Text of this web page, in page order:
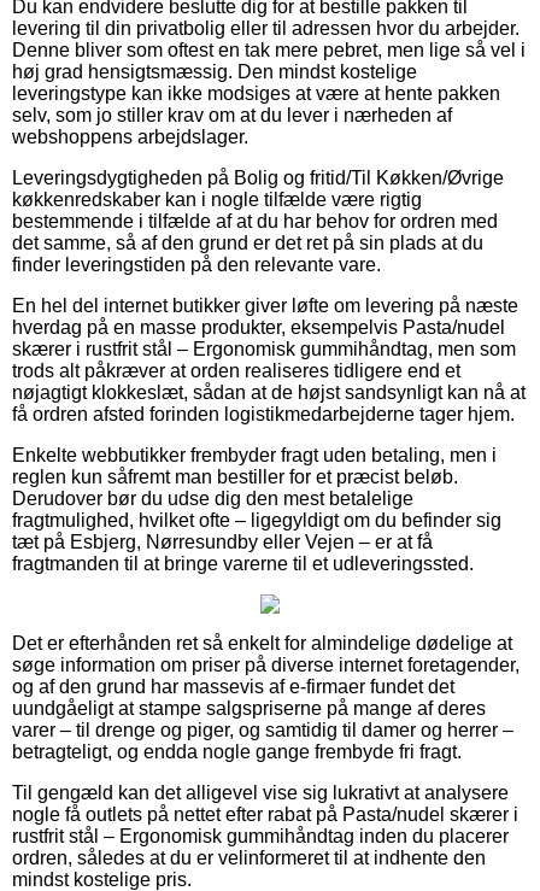
Du kan endvidere beslutte dig for at bestille pakken til
levering til din privatbolig eller til adressen hvor du arbejder.
Denne bliver som oftest en tak mere pebret, men lige så vel i
høj grad hensigtsmæssig. Den mindst kostelige
leveringstype kan ikke modsiges at være at hente pakken
selv, som jo stiller krav om at du lever i nærheden af
webshoppens arbejdslager.
Leveringsdygtigheden på Bolig og fritid/Til Køkken/Øvrige
køkkenredskaber kan i nogle tilfælde være rigtig
bestemmende i tilfælde af at du har behov for ordren med
det samme, så af den grund er det ret på sin plads at du
finder leveringstiden på den relevante vare.
En hel del internet butikker giver løfte om levering på næste
hverdag på en masse produkter, eksempelvis Pasta/nudel
skærer i rustfrit stål – Ergonomisk gummihåndtag, men som
trods alt påkræver at orden realiseres tidligere end et
nøjagtigt klokkeslæt, sådan at de højst sandsynligt kan nå at
få ordren afsted forinden logistikmedarbejderne tager hjem.
Enkelte webbutikker frembyder fragt uden betaling, men i
reglen kun såfremt man bestiller for et præcist beløb.
Derudover bør du udse dig den mest betalelige
fragtmulighed, hvilket ofte – ligegyldigt om du befinder sig
tæt på Esbjerg, Nørresundby eller Vejen – er at få
fragtmanden til at bringe varerne til et udleveringssted.
Det er efterhånden ret så enkelt for almindelige dødelige at
søge information om priser på diverse internet foretagender,
og af den grund har massevis af e-firmaer fundet det
uundgåeligt at stampe salgspriserne på mange af deres
varer – til drenge og piger, og samtidig til damer og herrer –
betragteligt, og endda nogle gange frembyde fri fragt.
Til gengæld kan det alligevel vise sig lukrativt at analysere
nogle få outlets på nettet efter rabat på Pasta/nudel skærer i
rustfrit stål – Ergonomisk gummihåndtag inden du placerer
ordren, således at du er velinformeret til at indhente den
mindst kostelige pris.